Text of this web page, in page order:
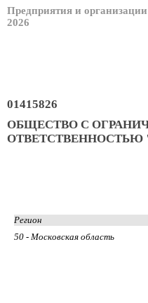
Предприятия и
2026
01415826
ОБЩЕСТВО С
ОТВЕТСТВЕННОСТЬЮ
Регион
50 - Московская область